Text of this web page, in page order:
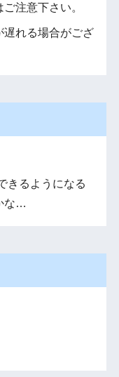
注意下さい。
遅れる場合がござ
きるようになる
な…